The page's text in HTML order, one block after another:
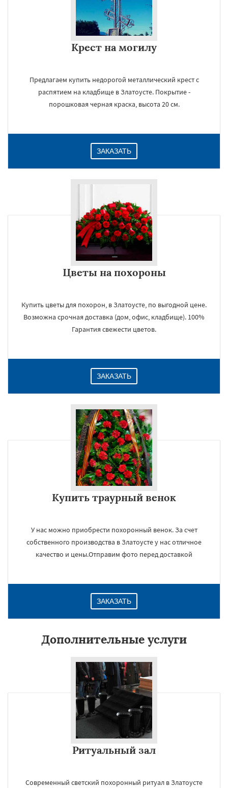
Крест на могилу
Предлагаем купить недорогой металлический крест с
распятием на кладбище в Златоусте. Покрытие -
порошковая черная краска, высота 20 см.
ЗАКАЗАТЬ
Цветы на похороны
Купить цветы для похорон, в Златоусте, по выгодной цене.
Возможна срочная доставка (дом, офис, кладбище). 100%
Гарантия свежести цветов.
ЗАКАЗАТЬ
Купить траурный венок
У нас можно приобрести похоронный венок. За счет
собственного производства в Златоусте у нас отличное
качество и цены.Отправим фото перед доставкой
ЗАКАЗАТЬ
Дополнительные услуги
Ритуальный зал
Современный светский похоронный ритуал в Златоусте